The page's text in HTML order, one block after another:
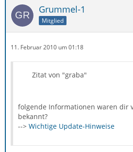
Grummel-1
Mitglied
11. Februar 2010 um 01:18
Zitat von "graba"
folgende Informationen waren dir
bekannt?
--> Wichtige Update-Hinweise